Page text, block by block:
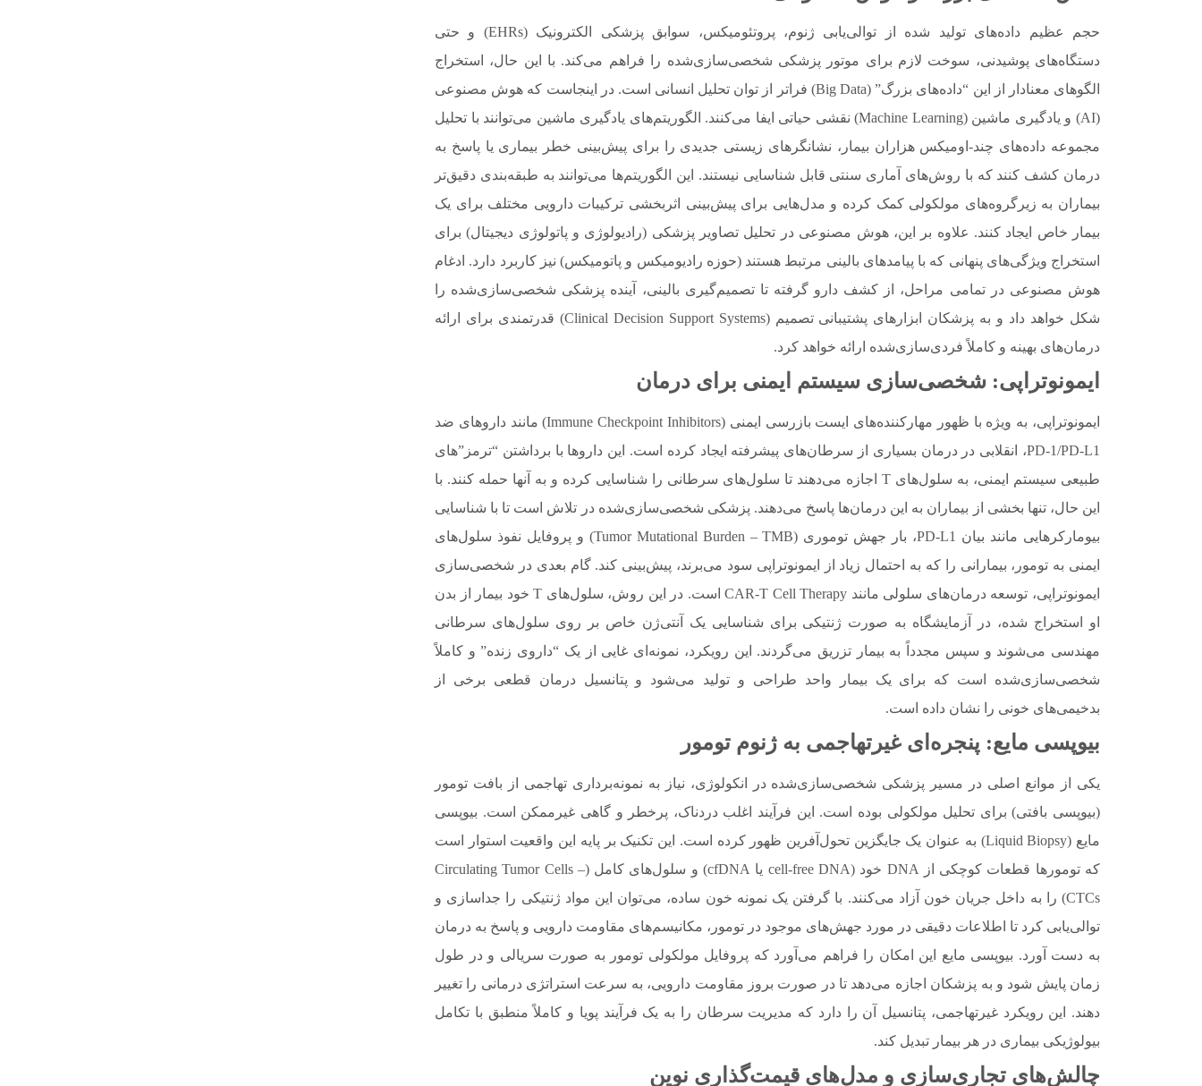
حجم عظیم داده‌های تولید شده از توالی‌یابی ژنوم، پروتئومیکس، سوابق پزشکی الکترونیک (EHRs) و حتی
دستگاه‌های پوشیدنی، سوخت لازم برای موتور پزشکی شخصی‌سازی‌شده را فراهم می‌کند. با این حال، استخراج
الگوهای معنادار از این “داده‌های بزرگ” (Big Data) فراتر از توان تحلیل انسانی است. در اینجاست که هوش مصنوعی
(AI) و یادگیری ماشین (Machine Learning) نقشی حیاتی ایفا می‌کنند. الگوریتم‌های یادگیری ماشین می‌توانند با تحلیل
مجموعه داده‌های چند-اومیکس هزاران بیمار، نشانگرهای زیستی جدیدی را برای پیش‌بینی خطر بیماری یا پاسخ به
درمان کشف کنند که با روش‌های آماری سنتی قابل شناسایی نیستند. این الگوریتم‌ها می‌توانند به طبقه‌بندی دقیق‌تر
بیماران به زیرگروه‌های مولکولی کمک کرده و مدل‌هایی برای پیش‌بینی اثربخشی ترکیبات دارویی مختلف برای یک
بیمار خاص ایجاد کنند. علاوه بر این، هوش مصنوعی در تحلیل تصاویر پزشکی (رادیولوژی و پاتولوژی دیجیتال) برای
استخراج ویژگی‌های پنهانی که با پیامدهای بالینی مرتبط هستند (حوزه رادیومیکس و پاتومیکس) نیز کاربرد دارد. ادغام
هوش مصنوعی در تمامی مراحل، از کشف دارو گرفته تا تصمیم‌گیری بالینی، آینده پزشکی شخصی‌سازی‌شده را
شکل خواهد داد و به پزشکان ابزارهای پشتیبانی تصمیم (Clinical Decision Support Systems) قدرتمندی برای ارائه
درمان‌های بهینه و کاملاً فردی‌سازی‌شده ارائه خواهد کرد.
ایمونوتراپی: شخصی‌سازی سیستم ایمنی برای درمان
ایمونوتراپی، به ویژه با ظهور مهارکننده‌های ایست بازرسی ایمنی (Immune Checkpoint Inhibitors) مانند داروهای ضد
PD-1/PD-L1، انقلابی در درمان بسیاری از سرطان‌های پیشرفته ایجاد کرده است. این داروها با برداشتن “ترمز”های
طبیعی سیستم ایمنی، به سلول‌های T اجازه می‌دهند تا سلول‌های سرطانی را شناسایی کرده و به آنها حمله کنند. با
این حال، تنها بخشی از بیماران به این درمان‌ها پاسخ می‌دهند. پزشکی شخصی‌سازی‌شده در تلاش است تا با شناسایی
بیومارکرهایی مانند بیان PD-L1، بار جهش توموری (Tumor Mutational Burden – TMB) و پروفایل نفوذ سلول‌های
ایمنی به تومور، بیمارانی را که به احتمال زیاد از ایمونوتراپی سود می‌برند، پیش‌بینی کند. گام بعدی در شخصی‌سازی
ایمونوتراپی، توسعه درمان‌های سلولی مانند CAR-T Cell Therapy است. در این روش، سلول‌های T خود بیمار از بدن
او استخراج شده، در آزمایشگاه به صورت ژنتیکی برای شناسایی یک آنتی‌ژن خاص بر روی سلول‌های سرطانی
مهندسی می‌شوند و سپس مجدداً به بیمار تزریق می‌گردند. این رویکرد، نمونه‌ای غایی از یک “داروی زنده” و کاملاً
شخصی‌سازی‌شده است که برای یک بیمار واحد طراحی و تولید می‌شود و پتانسیل درمان قطعی برخی از
بدخیمی‌های خونی را نشان داده است.
بیوپسی مایع: پنجره‌ای غیرتهاجمی به ژنوم تومور
یکی از موانع اصلی در مسیر پزشکی شخصی‌سازی‌شده در انکولوژی، نیاز به نمونه‌برداری تهاجمی از بافت تومور
(بیوپسی بافتی) برای تحلیل مولکولی بوده است. این فرآیند اغلب دردناک، پرخطر و گاهی غیرممکن است. بیوپسی
مایع (Liquid Biopsy) به عنوان یک جایگزین تحول‌آفرین ظهور کرده است. این تکنیک بر پایه این واقعیت استوار است
که تومورها قطعات کوچکی از DNA خود (cell-free DNA یا cfDNA) و سلول‌های کامل (Circulating Tumor Cells –
CTCs) را به داخل جریان خون آزاد می‌کنند. با گرفتن یک نمونه خون ساده، می‌توان این مواد ژنتیکی را جداسازی و
توالی‌یابی کرد تا اطلاعات دقیقی در مورد جهش‌های موجود در تومور، مکانیسم‌های مقاومت دارویی و پاسخ به درمان
به دست آورد. بیوپسی مایع این امکان را فراهم می‌آورد که پروفایل مولکولی تومور به صورت سریالی و در طول
زمان پایش شود و به پزشکان اجازه می‌دهد تا در صورت بروز مقاومت دارویی، به سرعت استراتژی درمانی را تغییر
دهند. این رویکرد غیرتهاجمی، پتانسیل آن را دارد که مدیریت سرطان را به یک فرآیند پویا و کاملاً منطبق با تکامل
بیولوژیکی بیماری در هر بیمار تبدیل کند.
چالش‌های تجاری‌سازی و مدل‌های قیمت‌گذاری نوین